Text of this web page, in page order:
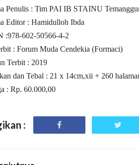
Penulis : Tim PAI IB STAINU
Editor : Hamidulloh Ibda
:978-602-50566-4-2
: Forum Muda Cendekia (Formaci)
Terbit : 2019
dan Tebal : 21 x 14cm,xii + 260
: Rp. 60.000,00
: